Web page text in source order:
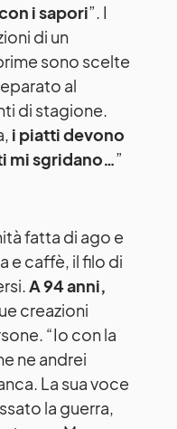
i sapori”. I
di un
sono scelte
al
di stagione.
i piatti devono
mi sgridano…”
fatta di ago e
e caffè, il filo di
A 94 anni,
creazioni
“Io con la
ne andrei
La sua voce
la guerra,